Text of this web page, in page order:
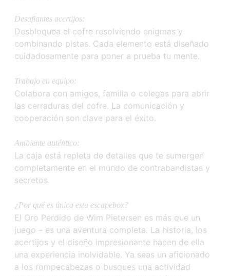
Desafiantes acertijos:
Desbloquea el cofre resolviendo enigmas y
combinando pistas. Cada elemento está diseñado
cuidadosamente para poner a prueba tu mente.
Trabajo en equipo:
Colabora con amigos, familia o colegas para abrir
las cerraduras del cofre. La comunicación y
cooperación son clave para el éxito.
Ambiente auténtico:
La caja está repleta de detalles que te sumergen
completamente en el mundo de contrabandistas y
secretos.
¿Por qué es única esta escapebox?
El Oro Perdido de Wim Pietersen es más que un
juego – es una aventura completa. La historia, los
acertijos y el diseño impresionante hacen de ella
una experiencia inolvidable. Ya seas un aficionado
a los rompecabezas o busques una actividad